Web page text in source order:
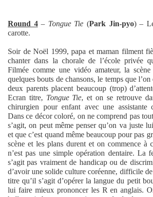
Round 4 – Tongue Tie (Park Jin-pyo) –
carotte.
Soir de Noël 1999, papa et maman filment
chanter dans la chorale de l’école privée
Filmée comme une vidéo amateur, la
quelques bouts de chansons, le temps que
deux parents placent beaucoup (trop)
Ecran titre, Tongue Tie, et on se retrouve
chirurgien pour enfant avec une assistante
Dans ce décor coloré, on ne comprend pas
s’agit, on peut même penser qu’on va juste
et que c’est quand même beaucoup pour pas
scène et les plans durent et on commence à
n’est pas une simple opération dentaire. La
s’agit pas vraiment de handicap ou de
d’avoir une solide culture coréenne, difficile
titre qu’il s’agit d’opérer la langue du petit
lui faire mieux prononcer les R en anglais.